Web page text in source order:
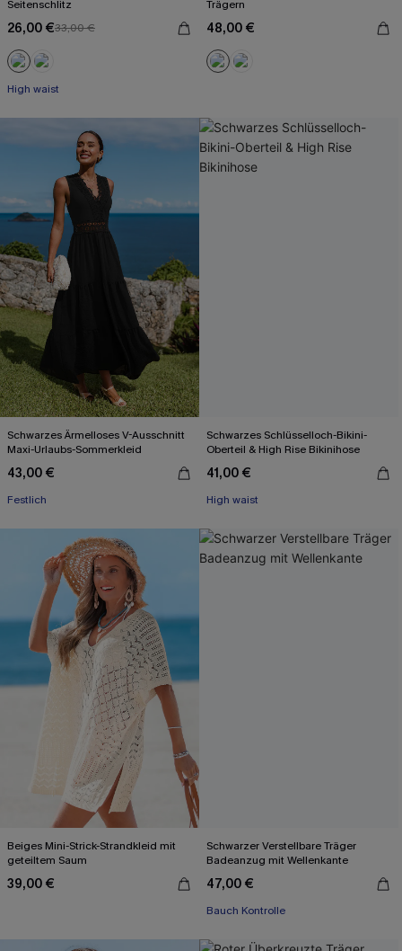
Seitenschlitz
26,00 €33,00 €
High waist
Trägern
48,00 €
Schwarzes Ärmelloses V-Ausschnitt
Maxi-Urlaubs-Sommerkleid
43,00 €
Festlich
Schwarzes Schlüsselloch-Bikini-
Oberteil & High Rise Bikinihose
41,00 €
High waist
Beiges Mini-Strick-Strandkleid mit
geteiltem Saum
39,00 €
Schwarzer Verstellbare Träger
Badeanzug mit Wellenkante
47,00 €
Bauch Kontrolle